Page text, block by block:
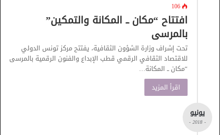
106
افتتاح “مكان ــ المكانة والتمكين”
بالمرسى
تحت إشراف وزارة الشؤون الثقافية، يفتتح مركز تونس الدولي
للاقتصاد الثقافي الرقمي قطب الإبداع والفنون الرقمية بالمرسى
“مكان ــ المكانة…
اقرأ المزيد
يونيو
- 2018 -